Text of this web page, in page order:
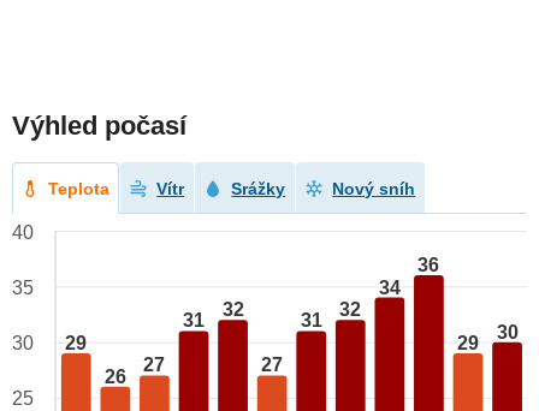
Výhled počasí
Teplota Vítr Srážky Nový sníh
29
26
27
31
32
27
31
32
34
36
29
30
40
35
30
25